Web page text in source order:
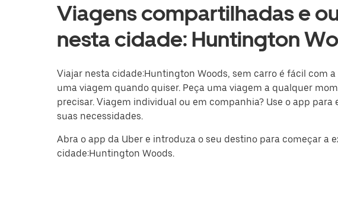
Viagens compartilhadas e
nesta cidade: Huntington
Viajar nesta cidade:Huntington Woods, sem carro é fácil com
uma viagem quando quiser. Peça uma viagem a qualquer
precisar. Viagem individual ou em companhia? Use o app
suas necessidades.
Abra o app da Uber e introduza o seu destino para começar a
cidade:Huntington Woods.